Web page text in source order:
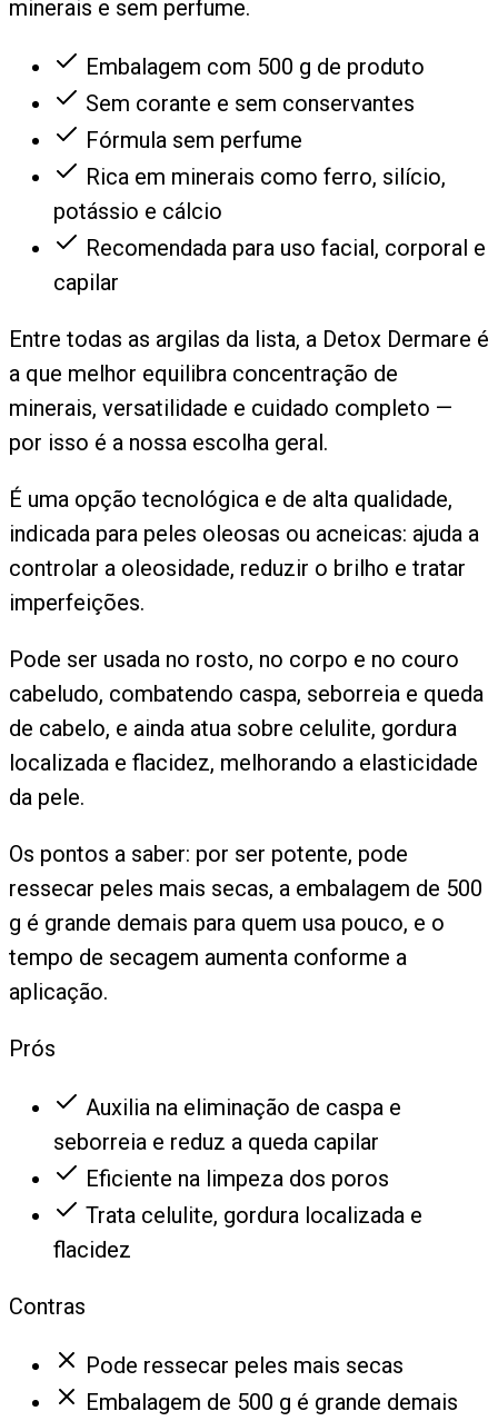
minerais e sem perfume.
Embalagem com 500 g de produto
Sem corante e sem conservantes
Fórmula sem perfume
Rica em minerais como ferro, silício,
potássio e cálcio
Recomendada para uso facial, corporal e
capilar
Entre todas as argilas da lista, a Detox Dermare é
a que melhor equilibra concentração de
minerais, versatilidade e cuidado completo —
por isso é a nossa escolha geral.
É uma opção tecnológica e de alta qualidade,
indicada para peles oleosas ou acneicas: ajuda a
controlar a oleosidade, reduzir o brilho e tratar
imperfeições.
Pode ser usada no rosto, no corpo e no couro
cabeludo, combatendo caspa, seborreia e queda
de cabelo, e ainda atua sobre celulite, gordura
localizada e flacidez, melhorando a elasticidade
da pele.
Os pontos a saber: por ser potente, pode
ressecar peles mais secas, a embalagem de 500
g é grande demais para quem usa pouco, e o
tempo de secagem aumenta conforme a
aplicação.
Prós
Auxilia na eliminação de caspa e
seborreia e reduz a queda capilar
Eficiente na limpeza dos poros
Trata celulite, gordura localizada e
flacidez
Contras
Pode ressecar peles mais secas
Embalagem de 500 g é grande demais